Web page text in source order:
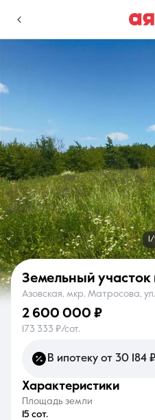
Избранное
0 объявлений
Недвижимость
О компании
8 (861)
Земельный
Азовская, мкр. Матросова,
2 600 000 ₽
173 333 ₽/сот.
В ипотеку от 30 184
характеристики
Площадь земли
15 сот.